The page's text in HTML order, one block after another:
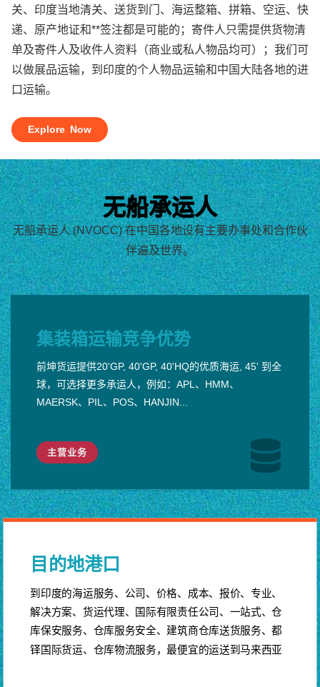
关、印度当地清关、送货到门、海运整箱、拼箱、空运、快
递、原产地证和**签注都是可能的；寄件人只需提供货物清
单及寄件人及收件人资料（商业或私人物品均可）；我们可
以做展品运输，到印度的个人物品运输和中国大陆各地的进
口运输。
Explore Now
无船承运人
无船承运人 (NVOCC) 在中国各地设有主要办事处和合作伙
伴遍及世界。
集装箱运输竞争优势
前坤货运提供20'GP, 40'GP, 40'HQ的优质海运, 45' 到全
球，可选择更多承运人，例如：APL、HMM、
MAERSK、PIL、POS、HANJIN...
主营业务
目的地港口
到印度的海运服务、公司、价格、成本、报价、专业、
解决方案、货运代理、国际有限责任公司、一站式、仓
库保安服务、仓库服务安全、建筑商仓库送货服务、都
铎国际货运、仓库物流服务，最便宜的运送到马来西亚